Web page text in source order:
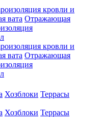
кровли и
вата Отражающая
кровли и
вата Отражающая
Хозблоки Террасы
Хозблоки Террасы